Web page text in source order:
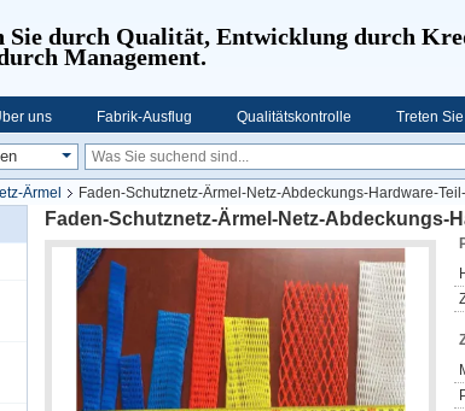
Sie durch Qualität, Entwicklung durch
Management.
uns Fabrik-Ausflug Qualitätskontrolle Treten
Ärmel
Faden-Schutznetz-Ärmel-Netz-Abdeckungs-Hardware-
Faden-Schutznetz-Ärmel-Netz-Abdeckungs-